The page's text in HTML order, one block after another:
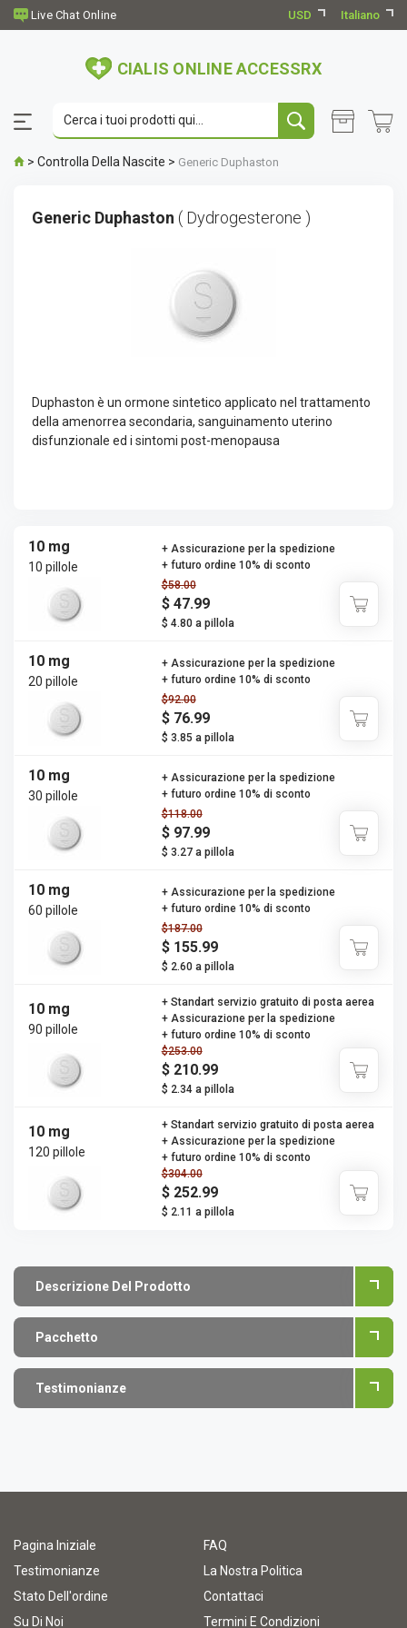
USD Italiano
CIALIS ONLINE ACCESSRX
> Controlla Della Nascite > Generic Duphaston
Generic Duphaston ( Dydrogesterone )
Duphaston è un ormone sintetico applicato nel trattamento
della amenorrea secondaria, sanguinamento uterino
disfunzionale ed i sintomi post-menopausa
10 mg
10 pillole
$58.00
$ 47.99
$ 4.80 a pillola
+ Assicurazione per la spedizione
+ futuro ordine 10% di sconto
10 mg
20 pillole
$92.00
$ 76.99
$ 3.85 a pillola
+ Assicurazione per la spedizione
+ futuro ordine 10% di sconto
10 mg
30 pillole
$118.00
$ 97.99
$ 3.27 a pillola
+ Assicurazione per la spedizione
+ futuro ordine 10% di sconto
10 mg
60 pillole
$187.00
$ 155.99
$ 2.60 a pillola
+ Assicurazione per la spedizione
+ futuro ordine 10% di sconto
10 mg
90 pillole
$253.00
$ 210.99
$ 2.34 a pillola
+ Standart servizio gratuito di posta aerea
+ Assicurazione per la spedizione
+ futuro ordine 10% di sconto
10 mg
120 pillole
$304.00
$ 252.99
$ 2.11 a pillola
+ Standart servizio gratuito di posta aerea
+ Assicurazione per la spedizione
+ futuro ordine 10% di sconto
Descrizione Del Prodotto
Pacchetto
Testimonianze
Pagina Iniziale
FAQ
Testimonianze
La Nostra Politica
Stato Dell'ordine
Contattaci
Su Di Noi
Termini E Condizioni